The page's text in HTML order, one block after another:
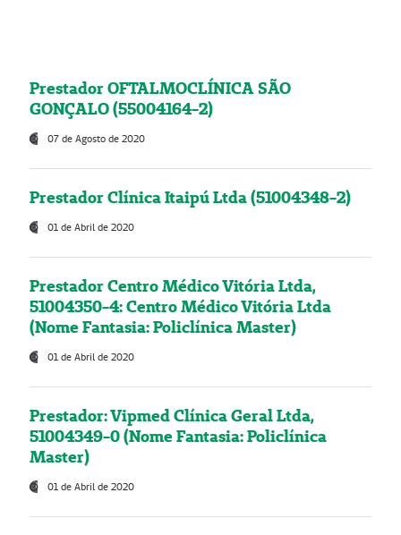
Prestador OFTALMOCLÍNICA SÃO
GONÇALO (55004164-2)
07 de Agosto de 2020
Prestador Clínica Itaipú Ltda (51004348-2)
01 de Abril de 2020
Prestador Centro Médico Vitória Ltda,
51004350-4: Centro Médico Vitória Ltda
(Nome Fantasia: Policlínica Master)
01 de Abril de 2020
Prestador: Vipmed Clínica Geral Ltda,
51004349-0 (Nome Fantasia: Policlínica
Master)
01 de Abril de 2020